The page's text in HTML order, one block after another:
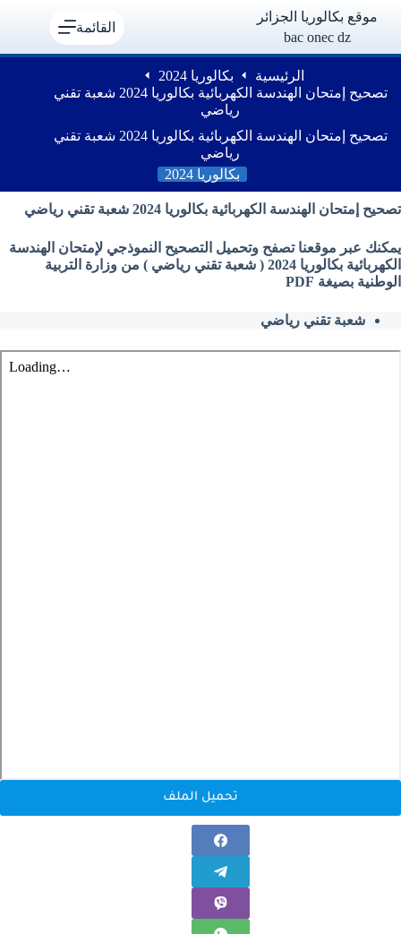
موقع بكالوريا الجزائر
bac onec dz
القائمة
الرئيسية
بكالوريا 2024
تصحيح إمتحان الهندسة الكهربائية بكالوريا 2024 شعبة تقني
رياضي
تصحيح إمتحان الهندسة الكهربائية بكالوريا 2024 شعبة تقني
رياضي
بكالوريا 2024
تصحيح إمتحان الهندسة الكهربائية بكالوريا 2024 شعبة تقني رياضي
يمكنك عبر موقعنا تصفح وتحميل التصحيح النموذجي لإمتحان الهندسة
الكهربائية بكالوريا 2024 ( شعبة تقني رياضي ) من وزارة التربية
الوطنية بصيغة PDF
شعبة تقني رياضي
تحميل الملف